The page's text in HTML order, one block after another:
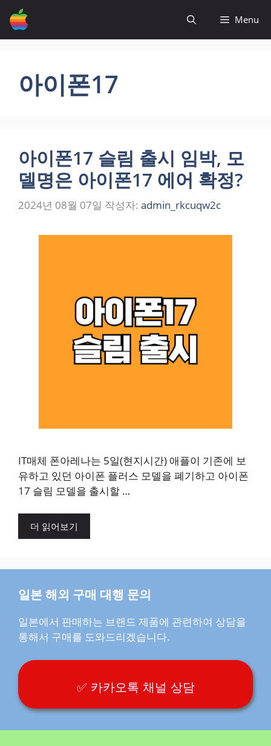
츠
Menu
아이폰17
아이폰17 슬림 출시 임박, 모
델명은 아이폰17 에어 확정?
2024년 08월 07일 작성자: admin_rkcuqw2c
IT매체 폰아레나는 5일(현지시간) 애플이 기존에 보
유하고 있던 아이폰 플러스 모델을 폐기하고 아이폰
17 슬림 모델을 출시할 …
더 읽어보기
일본 해외 구매 대행 문의
일본에서 판매하는 브랜드 제품에 관련하여 상담을
통해서 구매를 도와드리겠습니다.
✅ 카카오톡 채널 상담